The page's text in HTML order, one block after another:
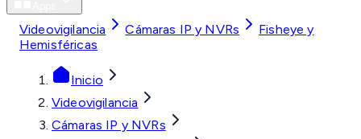
Videovigilancia Cámaras IP y NVRs
Fisheye y
Hemisféricas
Inicio
Videovigilancia
Cámaras IP y NVRs